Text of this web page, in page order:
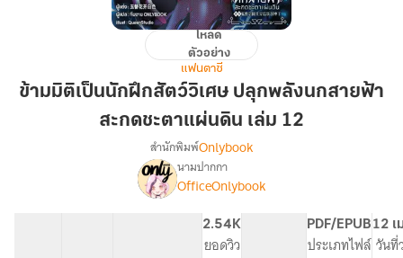
เป็น
ฝึก
วิเศษ
พลัง
โหลด
ตัวอย่าง
แฟนตาซี
ข้ามมิติเป็นนักฝึกสัตว์วิเศษ ปลุกพลังนกสายฟ้า
สะกดชะตาแผ่นดิน เล่ม 12
เรื่อง
ข้าม
มิติ
เป็น
นัก
สำนักพิมพ์Onlybook
นามปากกา
OfficeOnlybook
2.54K
ยอดวิว
PDF/EPUB
ประเภทไฟล์
12 เ
วันที่